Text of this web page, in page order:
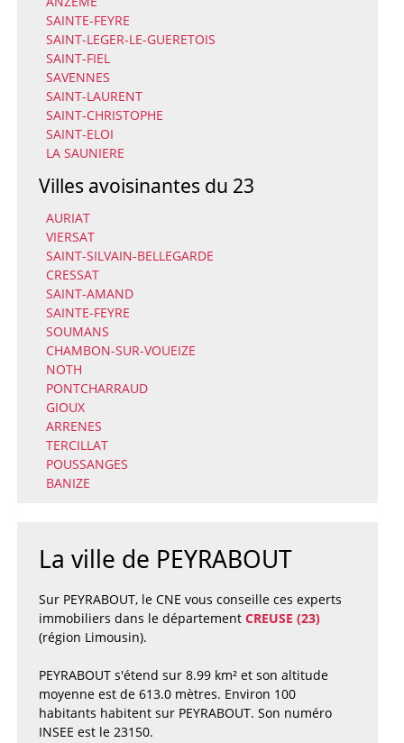
SAINTE-FEYRE
SAINT-LEGER-LE-GUERETOIS
SAINT-FIEL
SAVENNES
SAINT-LAURENT
SAINT-CHRISTOPHE
SAINT-ELOI
LA SAUNIERE
Villes avoisinantes du 23
AURIAT
VIERSAT
SAINT-SILVAIN-BELLEGARDE
CRESSAT
SAINT-AMAND
SAINTE-FEYRE
SOUMANS
CHAMBON-SUR-VOUEIZE
NOTH
PONTCHARRAUD
GIOUX
ARRENES
TERCILLAT
POUSSANGES
BANIZE
La ville de PEYRABOUT
Sur PEYRABOUT, le CNE vous conseille ces experts
immobiliers dans le département CREUSE (23)
(région Limousin).
PEYRABOUT s'étend sur 8.99 km² et son altitude
moyenne est de 613.0 mètres. Environ 100
habitants habitent sur PEYRABOUT. Son numéro
INSEE est le 23150.